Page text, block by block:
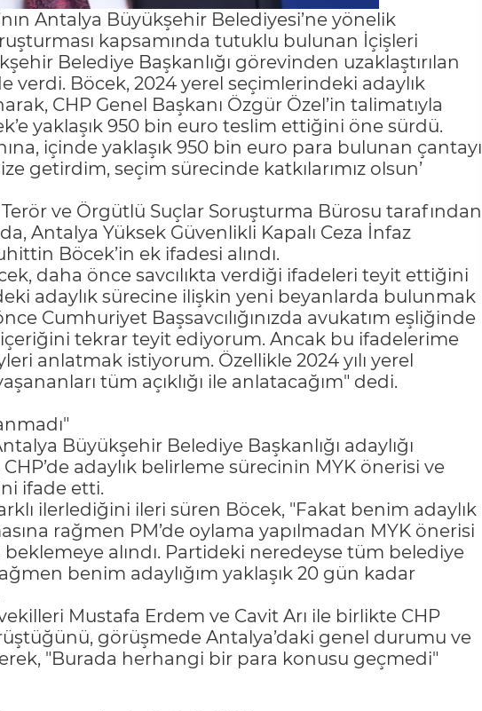
Antalya Büyükşehir Belediyesi’ne yönelik
kapsamında tutuklu bulunan İçişleri
Belediye Başkanlığı görevinden uzaklaştırılan
verdi. Böcek, 2024 yerel seçimlerindeki adaylık
CHP Genel Başkanı Özgür Özel’in talimatıyla
yaklaşık 950 bin euro teslim ettiğini öne sürdü.
içinde yaklaşık 950 bin euro para bulunan çantayı
getirdim, seçim sürecinde katkılarımız olsun’
Terör ve Örgütlü Suçlar Soruşturma Bürosu tarafından
Antalya Yüksek Güvenlikli Kapalı Ceza İnfaz
Böcek’in ek ifadesi alındı.
daha önce savcılıkta verdiği ifadeleri teyit ettiğini
adaylık sürecine ilişkin yeni beyanlarda bulunmak
Cumhuriyet Başsavcılığınızda avukatım eşliğinde
tekrar teyit ediyorum. Ancak bu ifadelerime
anlatmak istiyorum. Özellikle 2024 yılı yerel
tüm açıklığı ile anlatacağım" dedi.
Büyükşehir Belediye Başkanlığı adaylığı
adaylık belirleme sürecinin MYK önerisi ve
ifade etti.
ilerlediğini ileri süren Böcek, "Fakat benim adaylık
rağmen PM’de oylama yapılmadan MYK önerisi
alındı. Partideki neredeyse tüm belediye
benim adaylığım yaklaşık 20 gün kadar
Mustafa Erdem ve Cavit Arı ile birlikte CHP
görüşmede Antalya’daki genel durumu ve
"Burada herhangi bir para konusu geçmedi"